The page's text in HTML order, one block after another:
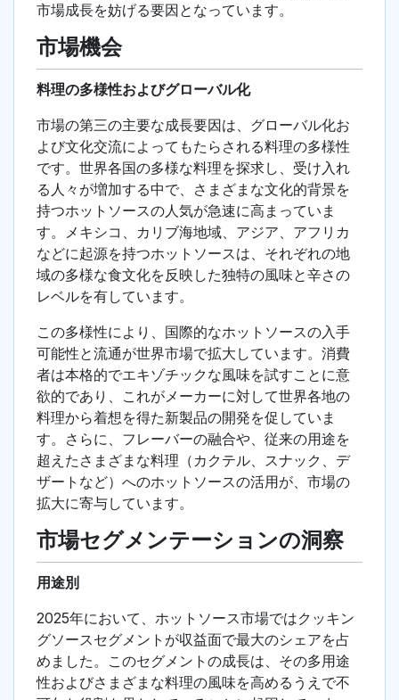
市場成長を妨げる要因となっています。
市場機会
料理の多様性およびグローバル化
市場の第三の主要な成長要因は、グローバル化お
よび文化交流によってもたらされる料理の多様性
です。世界各国の多様な料理を探求し、受け入れ
る人々が増加する中で、さまざまな文化的背景を
持つホットソースの人気が急速に高まっていま
す。メキシコ、カリブ海地域、アジア、アフリカ
などに起源を持つホットソースは、それぞれの地
域の多様な食文化を反映した独特の風味と辛さの
レベルを有しています。
この多様性により、国際的なホットソースの入手
可能性と流通が世界市場で拡大しています。消費
者は本格的でエキゾチックな風味を試すことに意
欲的であり、これがメーカーに対して世界各地の
料理から着想を得た新製品の開発を促していま
す。さらに、フレーバーの融合や、従来の用途を
超えたさまざまな料理（カクテル、スナック、デ
ザートなど）へのホットソースの活用が、市場の
拡大に寄与しています。
市場セグメンテーションの洞察
用途別
2025年において、ホットソース市場ではクッキン
グソースセグメントが収益面で最大のシェアを占
めました。このセグメントの成長は、その多用途
性およびさまざまな料理の風味を高めるうえで不